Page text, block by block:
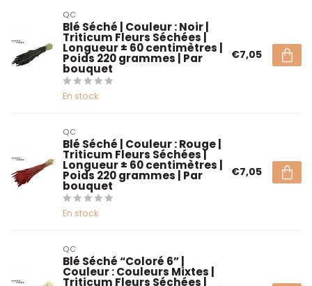
QC
Blé Séché | Couleur : Noir |
Triticum Fleurs Séchées |
Longueur ± 60 centimètres |
Poids 220 grammes | Par
bouquet
En stock
€7,05
QC
Blé Séché | Couleur : Rouge |
Triticum Fleurs Séchées |
Longueur ± 60 centimètres |
Poids 220 grammes | Par
bouquet
En stock
€7,05
QC
Blé Séché “Coloré 6” |
Couleur : Couleurs Mixtes |
Triticum Fleurs Séchées |